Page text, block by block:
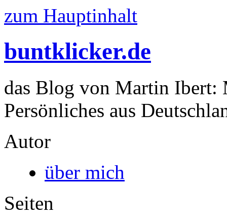
zum Hauptinhalt
buntklicker.de
das Blog von Martin Ibert:
Persönliches aus
Autor
über mich
Seiten